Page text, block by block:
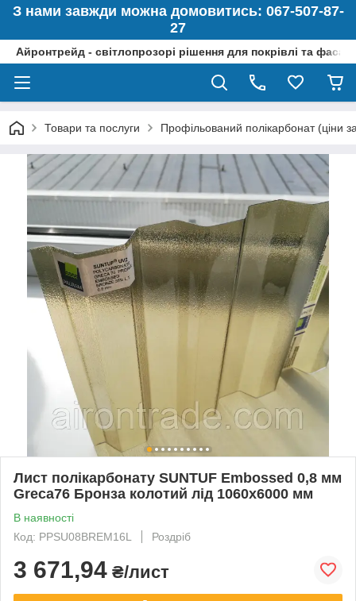
З нами завжди можна домовитись: 067-507-87-
27
Айронтрейд - світлопрозорі рішення для покрівлі та
Товари та послуги Профільований полікарбонат (ціни
Лист полікарбонату SUNTUF Embossed 0,8 мм
Greca76 Бронза колотий лід 1060x6000 мм
В наявності
Код: PPSU08BREM16L
Роздріб
3 671,94 ₴/лист